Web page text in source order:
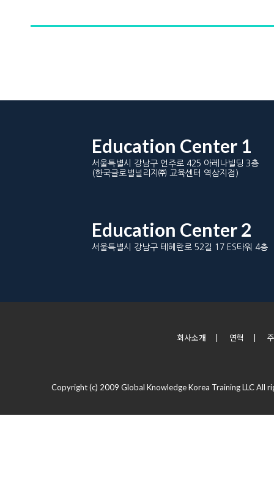
Education Center 1
서울특별시 강남구 언주로 425 아레나빌딩 3층
(한국글로벌널리지㈜ 교육센터 역삼지점)
Education Center 2
서울특별시 강남구 테헤란로 52길 17 ES타워 4층
회사소개 연혁
Copyright (c) 2009 Global Knowledge Korea Training LLC All